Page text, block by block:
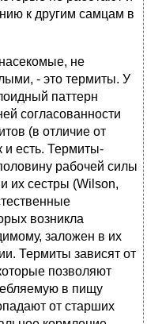
к другим самцам в
не
- это термиты. У
паттерн
согласованности
(в отличие от
и есть. Термиты-
рабочей силы
их сестры (Wilson,
возникла
заложен в их
Термиты зависят от
позволяют
в пищу
от старших